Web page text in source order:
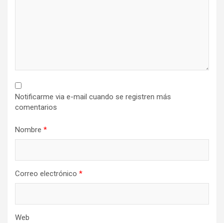
Notificarme via e-mail cuando se registren más
comentarios
Nombre *
Correo electrónico *
Web